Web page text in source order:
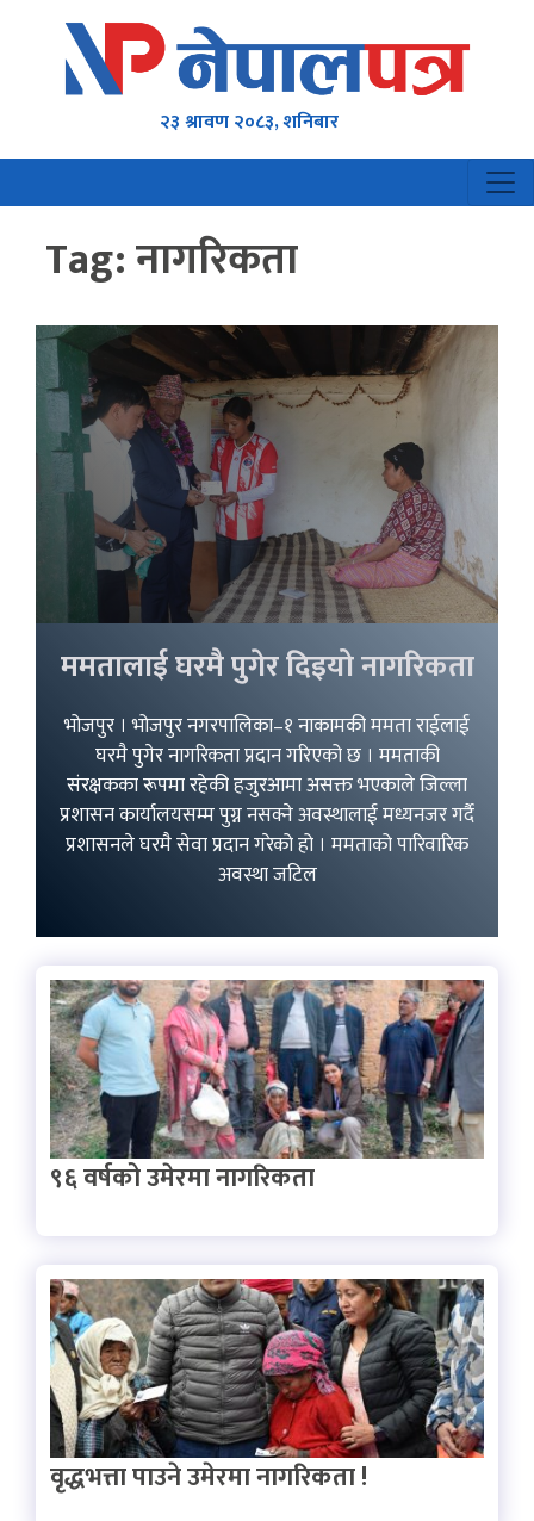
२३ श्रावण २०८३, शनिबार
Tag:नागरिकता
ममतालाई घरमै पुगेर दिइयो नागरिकता
भोजपुर । भोजपुर नगरपालिका–१ नाकामकी ममता राईलाई
घरमै पुगेर नागरिकता प्रदान गरिएको छ । ममताकी
संरक्षकका रूपमा रहेकी हजुरआमा असक्त भएकाले जिल्ला
प्रशासन कार्यालयसम्म पुग्न नसक्ने अवस्थालाई मध्यनजर गर्दै
प्रशासनले घरमै सेवा प्रदान गरेको हो । ममताको पारिवारिक
अवस्था जटिल
९६ वर्षको उमेरमा नागरिकता
वृद्धभत्ता पाउने उमेरमा नागरिकता !